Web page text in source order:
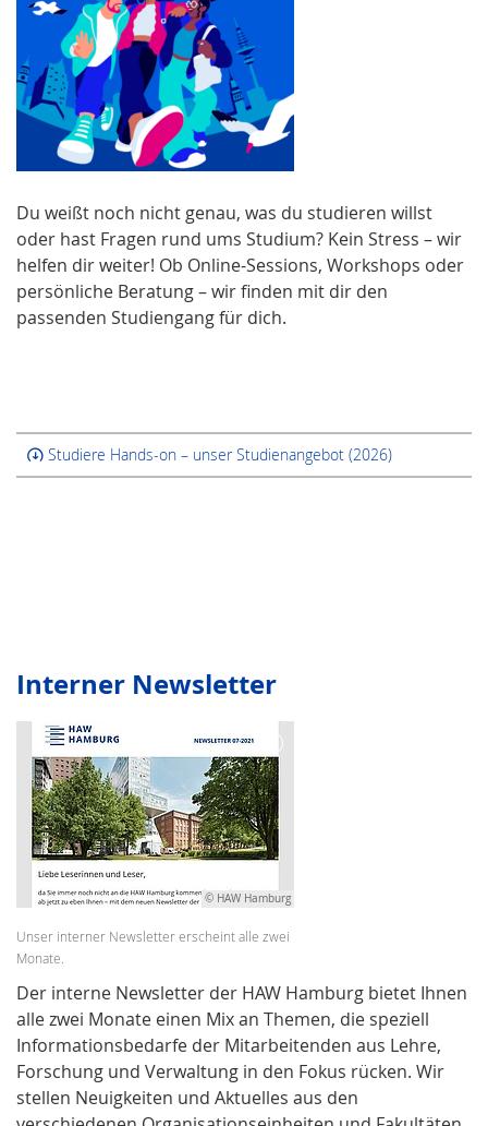
Du weißt noch nicht genau, was du studieren willst
oder hast Fragen rund ums Studium? Kein Stress – wir
helfen dir weiter! Ob Online-Sessions, Workshops oder
persönliche Beratung – wir finden mit dir den
passenden Studiengang für dich.
Studiere Hands-on – unser Studienangebot (2026)
Interner Newsletter
© HAW Hamburg
Unser interner Newsletter erscheint alle zwei
Monate.
Der interne Newsletter der HAW Hamburg bietet Ihnen
alle zwei Monate einen Mix an Themen, die speziell
Informationsbedarfe der Mitarbeitenden aus Lehre,
Forschung und Verwaltung in den Fokus rücken. Wir
stellen Neuigkeiten und Aktuelles aus den